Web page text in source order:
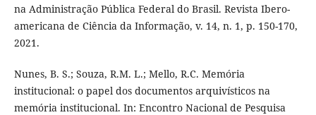
na Administração Pública Federal do Brasil. Revista Ibero-
americana de Ciência da Informação, v. 14, n. 1, p. 150-170,
2021.
Nunes, B. S.; Souza, R.M. L.; Mello, R.C. Memória
institucional: o papel dos documentos arquivísticos na
memória institucional. In: Encontro Nacional de Pesquisa